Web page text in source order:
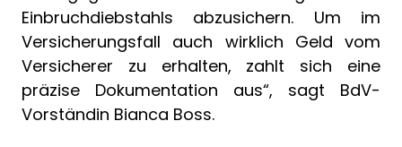
Einbruchdiebstahls abzusichern. Um im
Versicherungsfall auch wirklich Geld vom
Versicherer zu erhalten, zahlt sich eine
präzise Dokumentation aus“, sagt BdV-
Vorständin Bianca Boss.